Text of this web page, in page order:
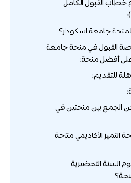
خطاب القبول الكامل
لمنحة جامعة اسكودار؟
القبول في منحة جامعة
أفضل منحة:
للتقديم:
الجمع بين منحتين في
التميز الأكاديمي متاحة
السنة التحضيرية